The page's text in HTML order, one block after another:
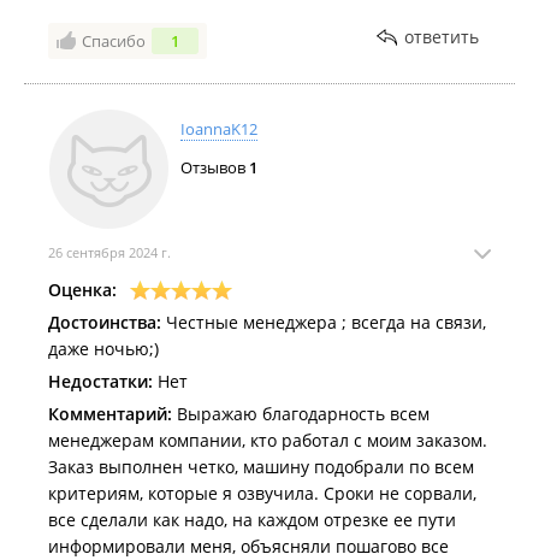
Спасибо 1 ответить
IoannaK12
Отзывов 1
26 сентября 2024 г.
Оценка:
Достоинства: Честные менеджера ; всегда на связи,
даже ночью;)
Недостатки: Нет
Комментарий: Выражаю благодарность всем
менеджерам компании, кто работал с моим заказом.
Заказ выполнен четко, машину подобрали по всем
критериям, которые я озвучила. Сроки не сорвали,
все сделали как надо, на каждом отрезке ее пути
информировали меня, объясняли пошагово все